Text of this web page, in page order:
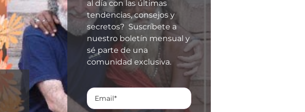
al día con las últimas
tendencias, consejos y
secretos? Suscríbete a
nuestro boletín mensual y
sé parte de una
comunidad exclusiva.